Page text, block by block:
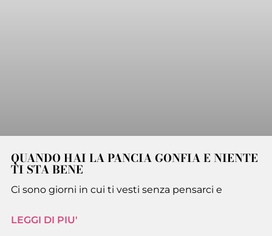
QUANDO HAI LA PANCIA GONFIA E NIENTE
TI STA BENE
Ci sono giorni in cui ti vesti senza pensarci e
LEGGI DI PIU'